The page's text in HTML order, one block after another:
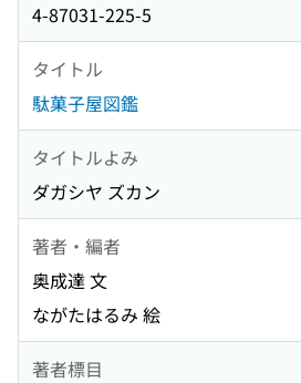
4-87031-225-5
タイトル
駄菓子屋図鑑
タイトルよみ
ダガシヤ ズカン
著者・編者
奥成達 文
ながたはるみ 絵
著者標目